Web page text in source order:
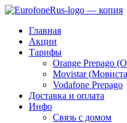
Перейти
содержимому
Главная
Акции
Тарифы
Orange Prepago
Movistar
Vodafone Prepago
Доставка и оплата
Инфо
Связь с домом